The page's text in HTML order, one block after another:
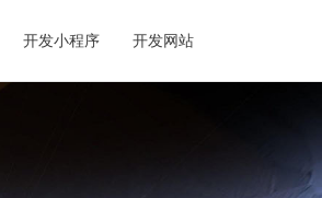
开发小程序 开发网站